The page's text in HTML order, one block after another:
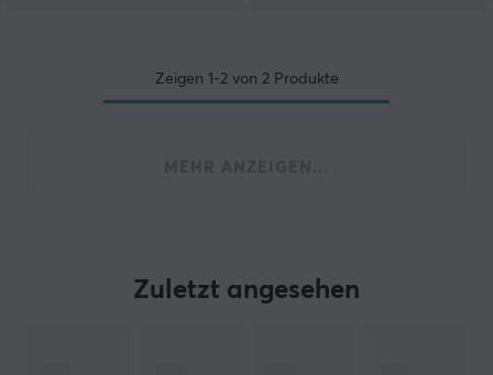
Zeigen 1-2von 2Produkte
Zuletzt angesehen